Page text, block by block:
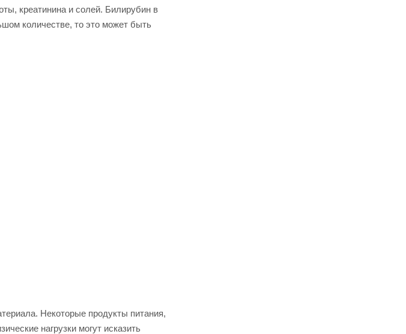
креатинина и солей. Билирубин в
количестве, то это может быть
Некоторые продукты питания,
нагрузки могут исказить